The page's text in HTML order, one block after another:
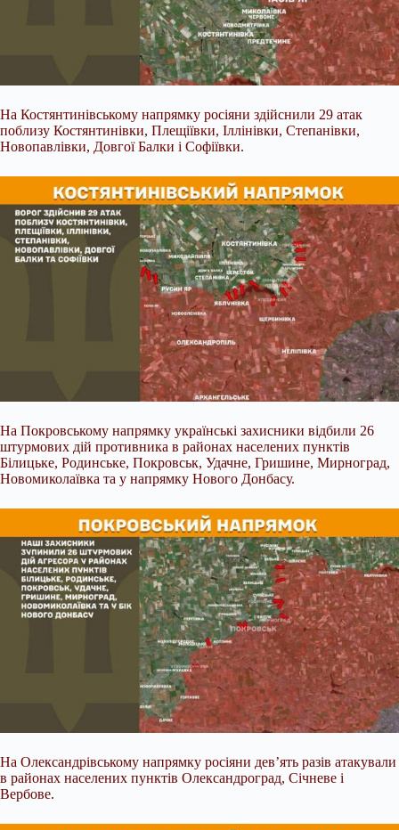
На Костянтинівському напрямку росіяни здійснили 29 атак
поблизу Костянтинівки, Плещіївки, Іллінівки, Степанівки,
Новопавлівки, Довгої Балки і Софіївки.
На Покровському напрямку українські захисники відбили 26
штурмових дій противника в районах населених пунктів
Білицьке, Родинське, Покровськ, Удачне, Гришине, Мирноград,
Новомиколаївка та у напрямку Нового Донбасу.
На Олександрівському напрямку росіяни дев’ять разів атакували
в районах населених пунктів Олександроград, Січневе і
Вербове.